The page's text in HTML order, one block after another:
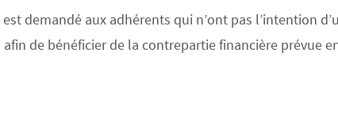
est demandé aux adhérents qui n’ont pas l’intention
afin de bénéficier de la contrepartie financière prévue